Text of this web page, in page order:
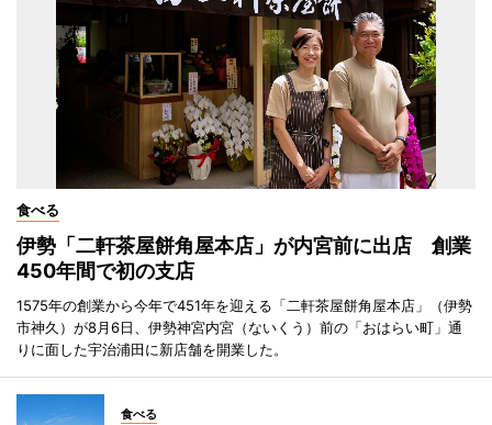
食べる
伊勢「二軒茶屋餅角屋本店」が内宮前に出店 創業
450年間で初の支店
1575年の創業から今年で451年を迎える「二軒茶屋餅角屋本店」（伊勢
市神久）が8月6日、伊勢神宮内宮（ないくう）前の「おはらい町」通
りに面した宇治浦田に新店舗を開業した。
食べる